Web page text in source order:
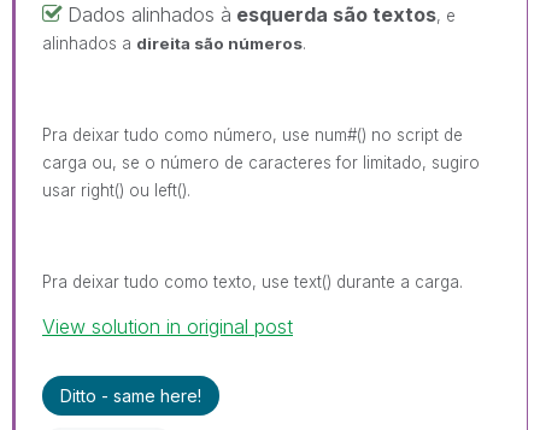
Dados alinhados à esquerda são textos, e
alinhados a direita são números.
Pra deixar tudo como número, use num#() no script de
carga ou, se o número de caracteres for limitado, sugiro
usar right() ou left().
Pra deixar tudo como texto, use text() durante a carga.
View solution in original post
Ditto - same here!